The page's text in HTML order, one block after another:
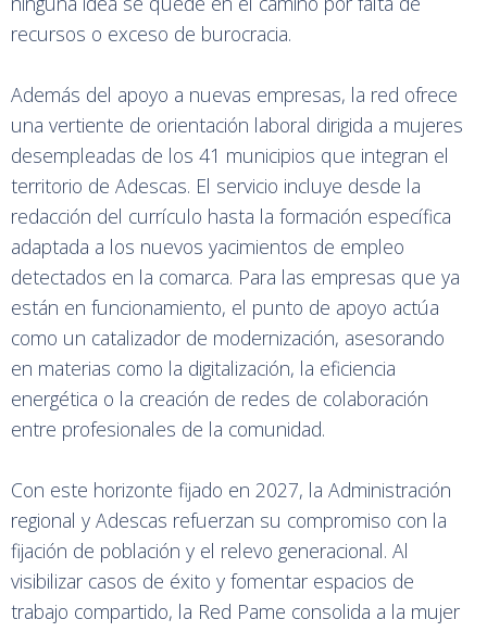
recursos o exceso de burocracia.
Además del apoyo a nuevas empresas, la red ofrece
una vertiente de orientación laboral dirigida a mujeres
desempleadas de los 41 municipios que integran el
territorio de Adescas. El servicio incluye desde la
redacción del currículo hasta la formación específica
adaptada a los nuevos yacimientos de empleo
detectados en la comarca. Para las empresas que ya
están en funcionamiento, el punto de apoyo actúa
como un catalizador de modernización, asesorando
en materias como la digitalización, la eficiencia
energética o la creación de redes de colaboración
entre profesionales de la comunidad.
Con este horizonte fijado en 2027, la Administración
regional y Adescas refuerzan su compromiso con la
fijación de población y el relevo generacional. Al
visibilizar casos de éxito y fomentar espacios de
trabajo compartido, la Red Pame consolida a la mujer